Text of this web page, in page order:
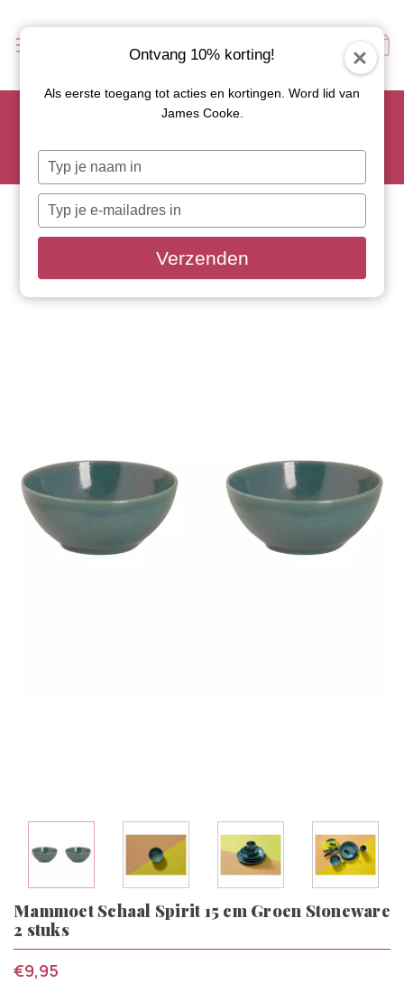
Scoor je favoriete tapasservies nu met 15% korting en
Let op: de actie geldt alleen op geselecteerde artikelen met
Mammoet Schaal Spirit 15 cm Groen Stoneware
2 stuks
€9,95
Ontvang 10% korting!
Als eerste toegang tot acties en kortingen. Word lid van
James Cooke.
Typ
je
naam
Typ
je
e-
in
Verzenden